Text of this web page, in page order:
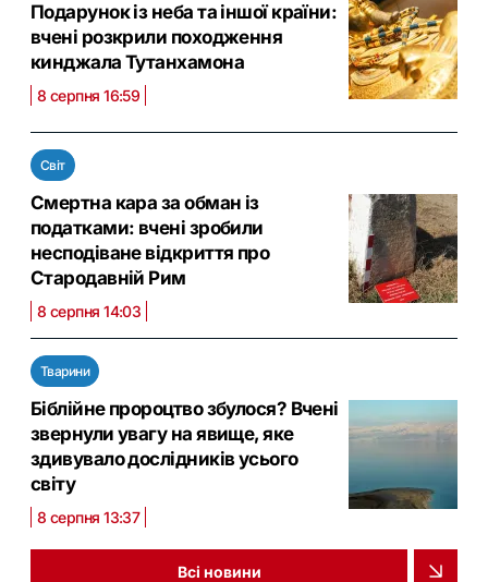
Подарунок із неба та іншої країни:
вчені розкрили походження
кинджала Тутанхамона
8 серпня 16:59
Світ
Смертна кара за обман із
податками: вчені зробили
несподіване відкриття про
Стародавній Рим
8 серпня 14:03
Тварини
Біблійне пророцтво збулося? Вчені
звернули увагу на явище, яке
здивувало дослідників усього
світу
8 серпня 13:37
Всі новини